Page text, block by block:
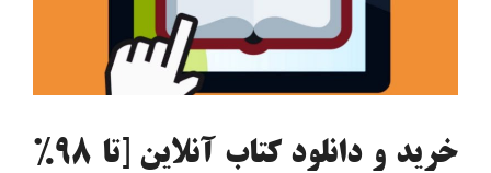
خرید و دانلود کتاب آنلاین [تا 98%